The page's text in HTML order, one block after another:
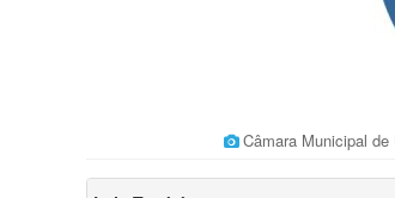
Câmara Municipal